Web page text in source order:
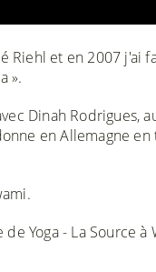
Riehl et en 2007 j'ai
».
Dinah Rodrigues,
en Allemagne
de Yoga - La Source